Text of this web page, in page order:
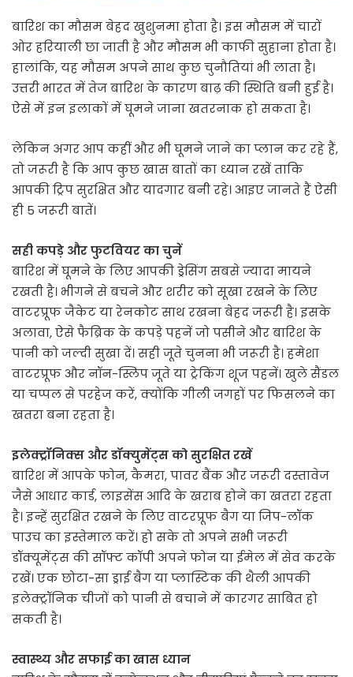
बारिश का मौसम बेहद खुशुनमा होता है। इस मौसम में चारों
ओर हरियाली छा जाती है और मौसम भी काफी सुहाना होता है।
हालांकि, यह मौसम अपने साथ कुछ चुनौतियां भी लाता है।
उत्तरी भारत में तेज बारिश के कारण बाढ़ की स्थिति बनी हुई है।
ऐसे में इन इलाकों में घूमने जाना खतरनाक हो सकता है।
लेकिन अगर आप कहीं और भी घूमने जाने का प्लान कर रहे हैं,
तो जरूरी है कि आप कुछ खास बातों का ध्यान रखें ताकि
आपकी ट्रिप सुरक्षित और यादगार बनी रहे। आइए जानते हैं ऐसी
ही 5 जरूरी बातें।
सही कपड़े और फुटवियर का चुनें
बारिश में घूमने के लिए आपकी ड्रेसिंग सबसे ज्यादा मायने
रखती है। भीगने से बचने और शरीर को सूखा रखने के लिए
वाटरप्रूफ जैकेट या रेनकोट साथ रखना बेहद जरूरी है। इसके
अलावा, ऐसे फैब्रिक के कपड़े पहनें जो पसीने और बारिश के
पानी को जल्दी सुखा दें। सही जूते चुनना भी जरूरी है। हमेशा
वाटरप्रूफ और नॉन-स्लिप जूते या ट्रेकिंग शूज पहनें। खुले सैंडल
या चप्पल से परहेज करें, क्योंकि गीली जगहों पर फिसलने का
खतरा बना रहता है।
इलेक्ट्रॉनिक्स और डॉक्युमेंट्स को सुरक्षित रखें
बारिश में आपके फोन, कैमरा, पावर बैंक और जरूरी दस्तावेज
जैसे आधार कार्ड, लाइसेंस आदि के खराब होने का खतरा रहता
है। इन्हें सुरक्षित रखने के लिए वाटरप्रूफ बैग या जिप-लॉक
पाउच का इस्तेमाल करें। हो सके तो अपने सभी जरूरी
डॉक्यूमेंट्स की सॉफ्ट कॉपी अपने फोन या ईमेल में सेव करके
रखें। एक छोटा-सा ड्राई बैग या प्लास्टिक की थैली आपकी
इलेक्ट्रॉनिक चीजों को पानी से बचाने में कारगर साबित हो
सकती है।
स्वास्थ्य और सफाई का खास ध्यान